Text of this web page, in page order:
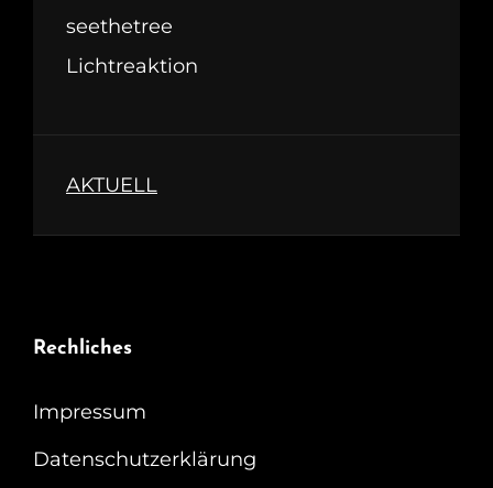
seethetree
Lichtreaktion
AKTUELL
Rechliches
Impressum
Datenschutzerklärung